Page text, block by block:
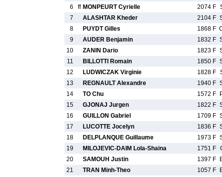
6
ff MONPEURT Cyrielle 2074 F
7
ALASHTAR Kheder 2104 F
8
PUYDT Gilles 1868 F
9
AUDER Benjamin 1832 F
10
ZANIN Dario 1823 F
11
BILLOTTI Romain 1850 F
12
LUDWICZAK Virginie 1828 F
13
REGNAULT Alexandre 1940 F
14
TO Chu 1572 F
15
GJONAJ Jurgen 1822 F
16
GUILLON Gabriel 1709 F
17
LUCOTTE Jocelyn 1836 F
18
DELPLANQUE Guillaume 1973 F
19
MILOJEVIC-DAIM Lola-Shaina 1751 F
20
SAMOUH Justin 1397 F
21
TRAN Minh-Theo 1057 F